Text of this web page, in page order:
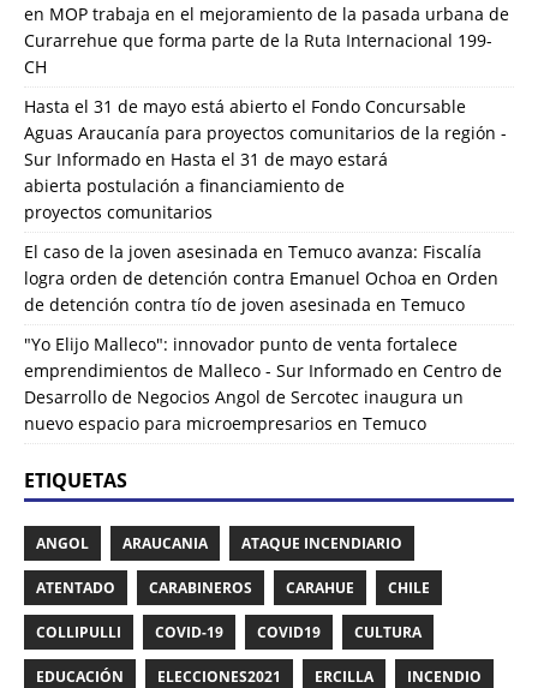
en MOP trabaja en el mejoramiento de la pasada urbana de
Curarrehue que forma parte de la Ruta Internacional 199-
CH
Hasta el 31 de mayo está abierto el Fondo Concursable
Aguas Araucanía para proyectos comunitarios de la región -
Sur Informado en Hasta el 31 de mayo estará
abierta postulación a financiamiento de
proyectos comunitarios
El caso de la joven asesinada en Temuco avanza: Fiscalía
logra orden de detención contra Emanuel Ochoa en Orden
de detención contra tío de joven asesinada en Temuco
"Yo Elijo Malleco": innovador punto de venta fortalece
emprendimientos de Malleco - Sur Informado en Centro de
Desarrollo de Negocios Angol de Sercotec inaugura un
nuevo espacio para microempresarios en Temuco
ETIQUETAS
ANGOL ARAUCANIA ATAQUE INCENDIARIO
ATENTADO CARABINEROS CARAHUE CHILE
COLLIPULLI COVID-19 COVID19 CULTURA
EDUCACIÓN ELECCIONES2021 ERCILLA INCENDIO